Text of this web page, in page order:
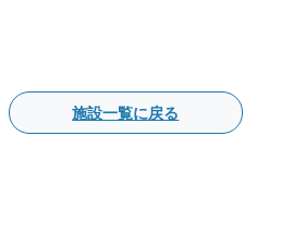
施設一覧に戻る